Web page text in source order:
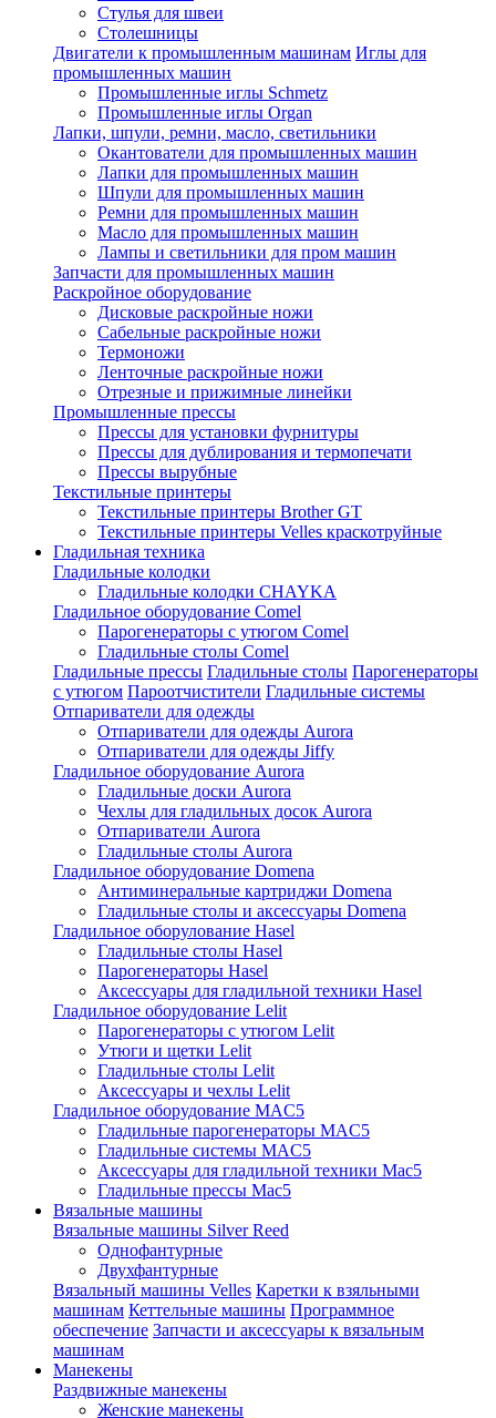
Стулья для швеи
Столешницы
Двигатели к промышленным машинам Иглы для
промышленных машин
Промышленные иглы Schmetz
Промышленные иглы Organ
Лапки, шпули, ремни, масло, светильники
Окантователи для промышленных машин
Лапки для промышленных машин
Шпули для промышленных машин
Ремни для промышленных машин
Масло для промышленных машин
Лампы и светильники для пром машин
Запчасти для промышленных машин
Раскройное оборудование
Дисковые раскройные ножи
Сабельные раскройные ножи
Термоножи
Ленточные раскройные ножи
Отрезные и прижимные линейки
Промышленные прессы
Прессы для установки фурнитуры
Прессы для дублирования и термопечати
Прессы вырубные
Текстильные принтеры
Текстильные принтеры Brother GT
Текстильные принтеры Velles краскотруйные
Гладильная техника
Гладильные колодки
Гладильные колодки CHAYKA
Гладильное оборудование Comel
Парогенераторы с утюгом Comel
Гладильные столы Comel
Гладильные прессы Гладильные столы Парогенераторы
с утюгом Пароотчистители Гладильные системы
Отпариватели для одежды
Отпариватели для одежды Aurora
Отпариватели для одежды Jiffy
Гладильное оборудование Aurora
Гладильные доски Aurora
Чехлы для гладильных досок Aurora
Отпариватели Aurora
Гладильные столы Aurora
Гладильное оборудование Domena
Антиминеральные картриджи Domena
Гладильные столы и аксессуары Domena
Гладильное оборулование Hasel
Гладильные столы Hasel
Парогенераторы Hasel
Аксессуары для гладильной техники Hasel
Гладильное оборудование Lelit
Парогенераторы с утюгом Lelit
Утюги и щетки Lelit
Гладильные столы Lelit
Аксессуары и чехлы Lelit
Гладильное оборудование MAC5
Гладильные парогенераторы MAC5
Гладильные системы MAC5
Аксессуары для гладильной техники Mac5
Гладильные прессы Mac5
Вязальные машины
Вязальные машины Silver Reed
Однофантурные
Двухфантурные
Вязальный машины Velles Каретки к взяльными
машинам Кеттельные машины Программное
обеспечение Запчасти и аксессуары к вязальным
машинам
Манекены
Раздвижные манекены
Женские манекены